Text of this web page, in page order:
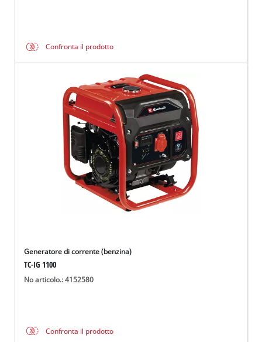
Confronta il prodotto
Generatore di corrente (benzina)
TC-IG 1100
No articolo.: 4152580
Confronta il prodotto